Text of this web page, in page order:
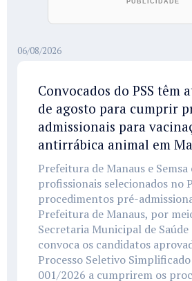
06/08/2026
Convocados do PSS têm
de agosto para cumprir
admissionais para
antirrábica animal em
Prefeitura de Manaus e
profissionais selecionados no
procedimentos pré-
Prefeitura de Manaus, por
Secretaria Municipal de Saúde
convoca os candidatos
Processo Seletivo Simplificado
001/2026 a cumprirem os